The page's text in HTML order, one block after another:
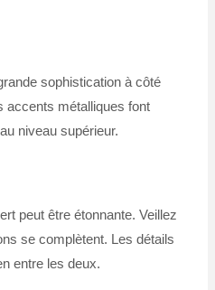
sophistication à côté
accents métalliques font
niveau supérieur.
peut être étonnante. Veillez
se complètent. Les détails
entre les deux.